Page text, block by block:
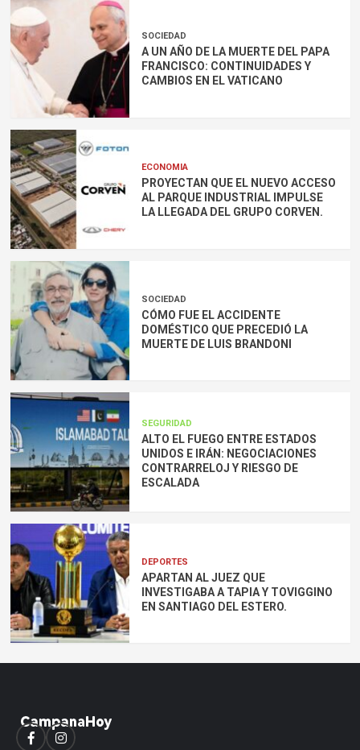
SOCIEDAD
A UN AÑO DE LA MUERTE DEL PAPA
FRANCISCO: CONTINUIDADES Y
CAMBIOS EN EL VATICANO
ECONOMIA
PROYECTAN QUE EL NUEVO ACCESO
AL PARQUE INDUSTRIAL IMPULSE
LA LLEGADA DEL GRUPO CORVEN.
SOCIEDAD
CÓMO FUE EL ACCIDENTE
DOMÉSTICO QUE PRECEDIÓ LA
MUERTE DE LUIS BRANDONI
SEGURIDAD
ALTO EL FUEGO ENTRE ESTADOS
UNIDOS E IRÁN: NEGOCIACIONES
CONTRARRELOJ Y RIESGO DE
ESCALADA
DEPORTES
APARTAN AL JUEZ QUE
INVESTIGABA A TAPIA Y TOVIGGINO
EN SANTIAGO DEL ESTERO.
FacebookInstagram